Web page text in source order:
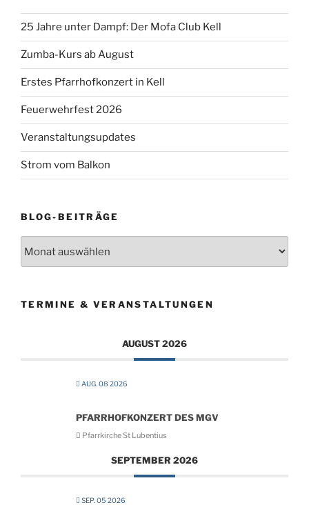
25 Jahre unter Dampf: Der Mofa Club Kell
Zumba-Kurs ab August
Erstes Pfarrhofkonzert in Kell
Feuerwehrfest 2026
Veranstaltungsupdates
Strom vom Balkon
BLOG-BEITRÄGE
TERMINE & VERANSTALTUNGEN
AUGUST 2026
AUG. 08 2026
PFARRHOFKONZERT DES MGV
Pfarrkirche St Lubentius
SEPTEMBER 2026
SEP. 05 2026